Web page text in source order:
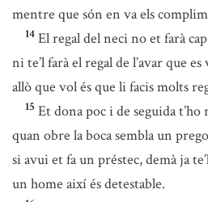
mentre que són en va els
14 El regal del neci no et farà
ni te’l farà el regal de l’avar que
allò que vol és que li facis molts
15 Et dona poc i de seguida t’ho
quan obre la boca sembla un
si avui et fa un préstec, demà ja
un home així és detestable.